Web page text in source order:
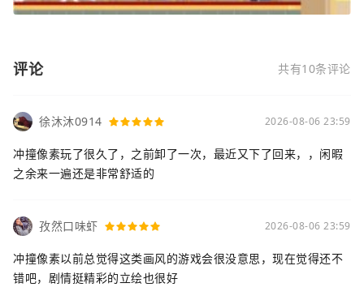
评论 共有10条评论
徐沐沐0914 2026-08-06 23:59
冲撞像素玩了很久了，之前卸了一次，最近又下了回来，，闲暇
之余来一遍还是非常舒适的
孜然口味虾 2026-08-06 23:59
冲撞像素以前总觉得这类画风的游戏会很没意思，现在觉得还不
错吧，剧情挺精彩的立绘也很好